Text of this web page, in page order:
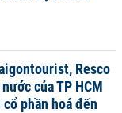
Resco
của TP HCM
phần hoá đến